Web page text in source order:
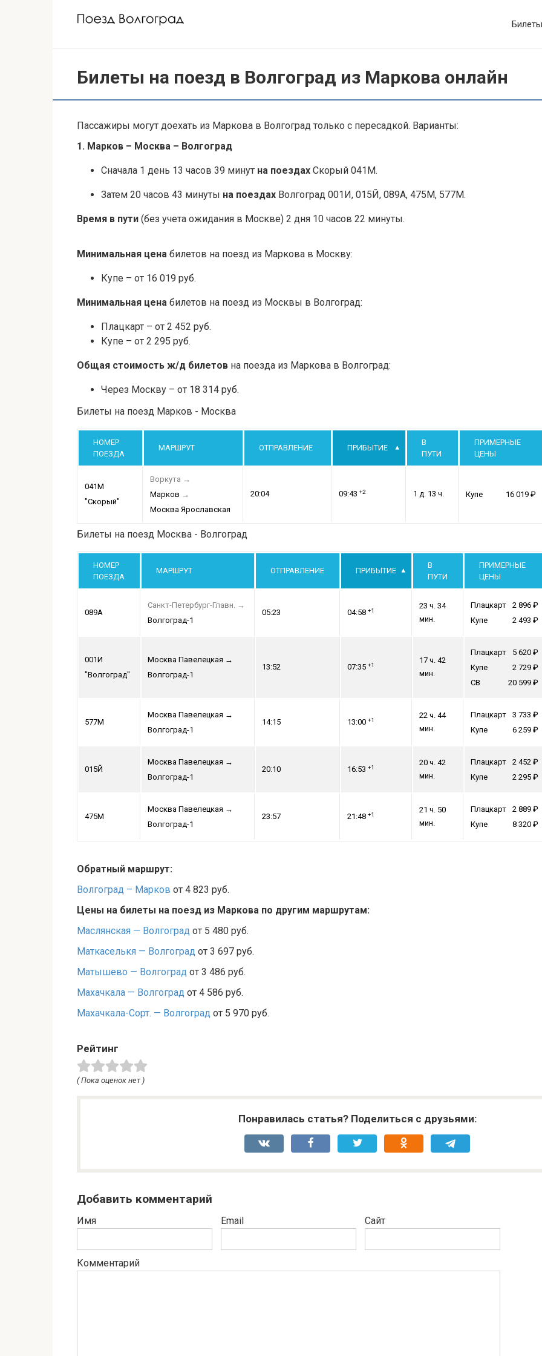
Билеты
Билеты на поезд в Волгоград из Маркова онлайн
Пассажиры могут доехать из Маркова в Волгоград только с пересадкой. Варианты:
1. Марков – Москва – Волгоград
Сначала 1 день 13 часов 39 минут на поездах Скорый 041М.
Затем 20 часов 43 минуты на поездах Волгоград 001И, 015Й, 089А, 475М, 577М.
Время в пути (без учета ожидания в Москве) 2 дня 10 часов 22 минуты.
Минимальная цена билетов на поезд из Маркова в Москву:
Купе – от 16 019 руб.
Минимальная цена билетов на поезд из Москвы в Волгоград:
Плацкарт – от 2 452 руб.
Купе – от 2 295 руб.
Общая стоимость ж/д билетов на поезда из Маркова в Волгоград:
Через Москву – от 18 314 руб.
Билеты на поезд Марков - Москва
НОМЕР
ПОЕЗДА
МАРШРУТ ОТПРАВЛЕНИЕ ПРИБЫТИЕ
В
ПУТИ
ПРИМЕРНЫЕ
ЦЕНЫ
041М
"Скорый"
Воркута →
Марков →
Москва Ярославская
20:04 09:43 +2 1 д. 13 ч. Купе 16 019
Билеты на поезд Москва - Волгоград
НОМЕР
ПОЕЗДА
МАРШРУТ ОТПРАВЛЕНИЕ ПРИБЫТИЕ
В
ПУТИ
ПРИМЕРНЫЕ
ЦЕНЫ
089А
Санкт-Петербург-Главн. →
Волгоград-1
05:23 04:58 +1
23 ч. 34
мин.
Плацкарт
2 896
Купе
2 493
001И
"Волгоград"
Москва Павелецкая →
Волгоград-1
13:52 07:35 +1
17 ч. 42
мин.
Плацкарт
5 620
Купе
2 729
СВ
20 599
577М
Москва Павелецкая →
Волгоград-1
14:15 13:00 +1
22 ч. 44
мин.
Плацкарт
3 733
Купе
6 259
015Й
Москва Павелецкая →
Волгоград-1
20:10 16:53 +1
20 ч. 42
мин.
Плацкарт
2 452
Купе
2 295
475М
Москва Павелецкая →
Волгоград-1
23:57 21:48 +1
21 ч. 50
мин.
Плацкарт
2 889
Купе
8 320
Обратный маршрут:
Волгоград – Марков от 4 823 руб.
Цены на билеты на поезд из Маркова по другим маршрутам:
Маслянская — Волгоград от 5 480 руб.
Маткаселькя — Волгоград от 3 697 руб.
Матышево — Волгоград от 3 486 руб.
Махачкала — Волгоград от 4 586 руб.
Махачкала-Сорт. — Волгоград от 5 970 руб.
Рейтинг
( Пока оценок нет )
Понравилась статья? Поделиться с друзьями:
Добавить комментарий
Имя Email Сайт
Комментарий